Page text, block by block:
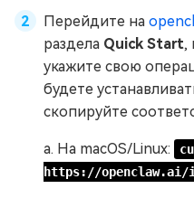
Перейдите на
раздела Quick Start,
укажите свою
будете
скопируйте
a. На macOS/Linux:
https://